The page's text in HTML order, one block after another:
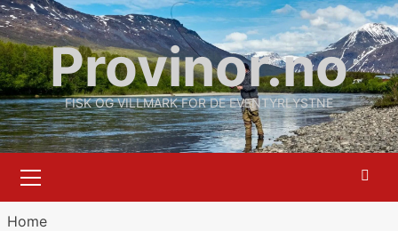
Skip
to
contentProvinor.no
FISK OG VILLMARK FOR DE EVENTYRLYSTNE
Menu
Home